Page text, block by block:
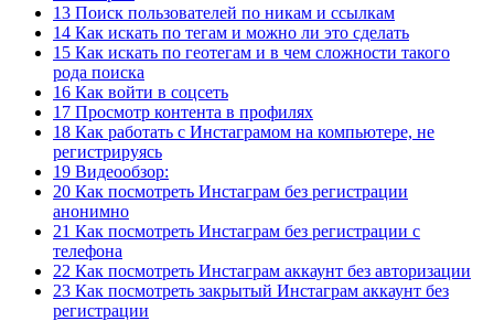
13 Поиск пользователей по никам и ссылкам
14 Как искать по тегам и можно ли это сделать
15 Как искать по геотегам и в чем сложности такого
рода поиска
16 Как войти в соцсеть
17 Просмотр контента в профилях
18 Как работать с Инстаграмом на компьютере, не
регистрируясь
19 Видеообзор:
20 Как посмотреть Инстаграм без регистрации
анонимно
21 Как посмотреть Инстаграм без регистрации с
телефона
22 Как посмотреть Инстаграм аккаунт без авторизации
23 Как посмотреть закрытый Инстаграм аккаунт без
регистрации